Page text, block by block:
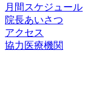
月間スケジュール
院長あいさつ
アクセス
協力医療機関